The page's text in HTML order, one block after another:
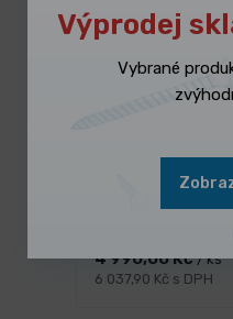
Nástroj
4 990,00 Kč/ ks
6 037,90 Kč s DPH
Výprodej
Vybrané